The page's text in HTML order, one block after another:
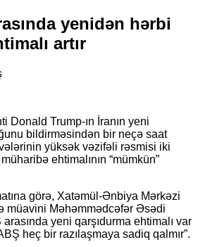
yenidən hərbi
artır
Donald Trump-ın İranın yeni
bildirməsindən bir neçə saat
yüksək vəzifəli rəsmisi iki
ehtimalının “mümkün”
görə, Xatəmül-Ənbiya Mərkəzi
müavini Məhəmmədcəfər Əsədi
yeni qarşıdurma ehtimalı var
heç bir razılaşmaya sadiq qalmır”.